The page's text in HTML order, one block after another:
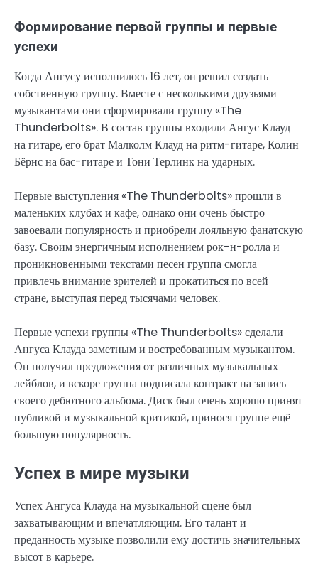
Формирование первой группы и первые
успехи
Когда Ангусу исполнилось 16 лет, он решил создать
собственную группу. Вместе с несколькими друзьями
музыкантами они сформировали группу «The
Thunderbolts». В состав группы входили Ангус Клауд
на гитаре, его брат Малколм Клауд на ритм-гитаре, Колин
Бёрнс на бас-гитаре и Тони Терлинк на ударных.
Первые выступления «The Thunderbolts» прошли в
маленьких клубах и кафе, однако они очень быстро
завоевали популярность и приобрели лояльную фанатскую
базу. Своим энергичным исполнением рок-н-ролла и
проникновенными текстами песен группа смогла
привлечь внимание зрителей и прокатиться по всей
стране, выступая перед тысячами человек.
Первые успехи группы «The Thunderbolts» сделали
Ангуса Клауда заметным и востребованным музыкантом.
Он получил предложения от различных музыкальных
лейблов, и вскоре группа подписала контракт на запись
своего дебютного альбома. Диск был очень хорошо принят
публикой и музыкальной критикой, принося группе ещё
большую популярность.
Успех в мире музыки
Успех Ангуса Клауда на музыкальной сцене был
захватывающим и впечатляющим. Его талант и
преданность музыке позволили ему достичь значительных
высот в карьере.